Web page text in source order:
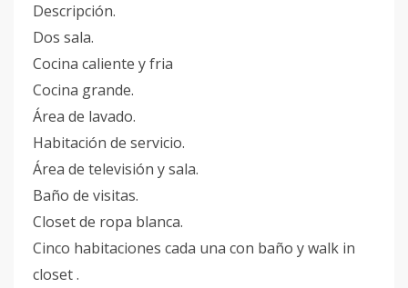
Descripción.
Dos sala.
Cocina caliente y fria
Cocina grande.
Área de lavado.
Habitación de servicio.
Área de televisión y sala.
Baño de visitas.
Closet de ropa blanca.
Cinco habitaciones cada una con baño y walk in
closet .